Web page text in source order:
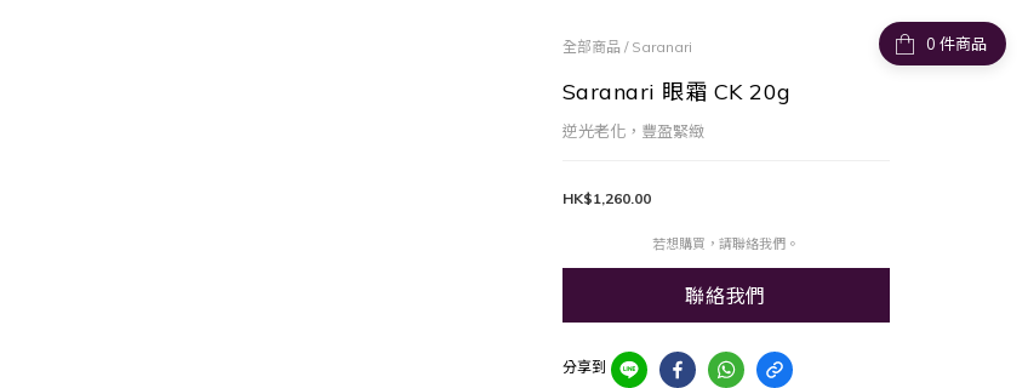
件商品
全部商品 / Saranari
Saranari 眼霜 CK 20g
逆光老化，豐盈緊緻
HK$1,260.00
若想購買，請聯絡我們。
聯絡我們
分享到